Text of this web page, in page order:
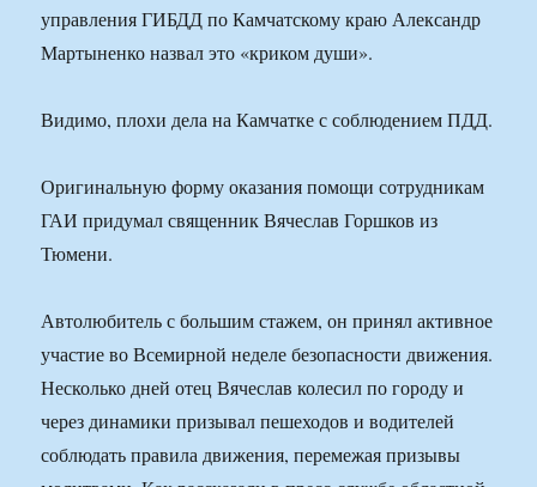
управления ГИБДД по Камчатскому краю Александр
Мартыненко назвал это «криком души».
Видимо, плохи дела на Камчатке с соблюдением ПДД.
Оригинальную форму оказания помощи сотрудникам
ГАИ придумал священник Вячеслав Горшков из
Тюмени.
Автолюбитель с большим стажем, он принял активное
участие во Всемирной неделе безопасности движения.
Несколько дней отец Вячеслав колесил по городу и
через динамики призывал пешеходов и водителей
соблюдать правила движения, перемежая призывы